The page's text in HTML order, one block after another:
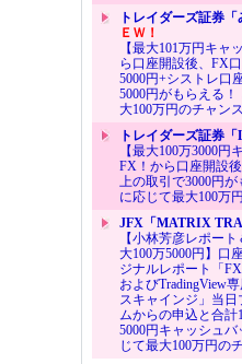
トレイダーズ証券「
ＥＷ！
【最大101万円キャ
ら口座開設後、FX
5000円+シストレ口
5000円がもらえる
大100万円のチャン
トレイダーズ証券「
【最大100万3000円
FX！から口座開設
上の取引で3000円
に応じて最大100万
JFX「MATRIX
【小林芳彦レポー
大100万5000円】口
ジナルレポート「
およびTradingView
スキャインジ」当
ムからの申込と合
5000円キャッシュ
じて最大100万円の